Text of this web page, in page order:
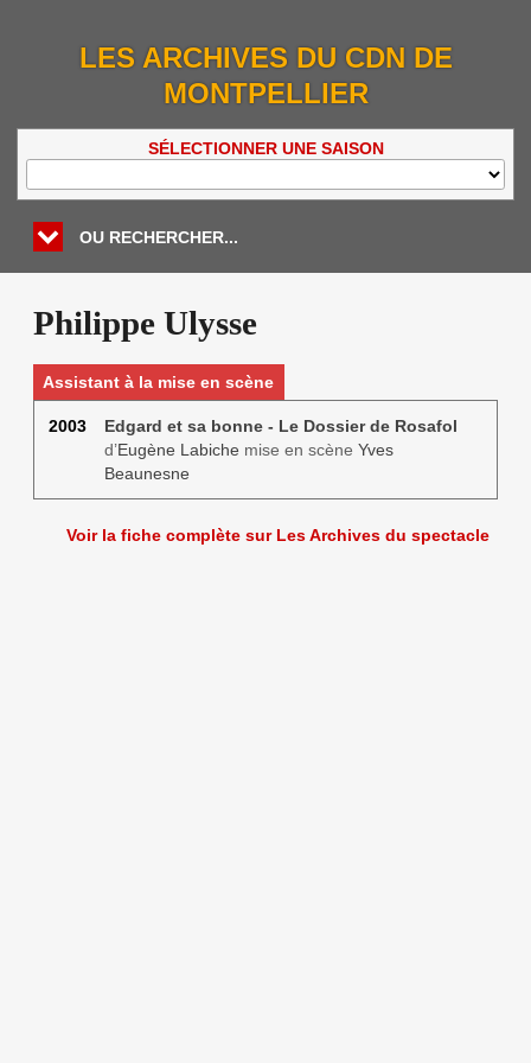
LES ARCHIVES DU CDN DE
MONTPELLIER
SÉLECTIONNER UNE SAISON
OU RECHERCHER...
Philippe Ulysse
Assistant à la mise en scène
2003
Edgard et sa bonne - Le Dossier de Rosafol
d’Eugène Labiche mise en scène Yves
Beaunesne
Voir la fiche complète sur Les Archives du spectacle